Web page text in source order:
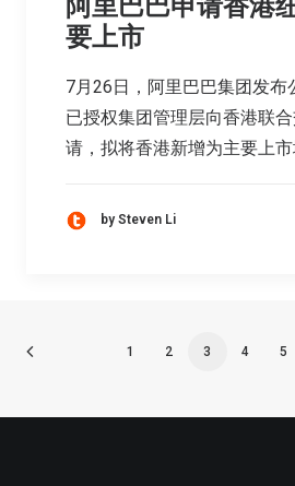
阿里巴巴申请香港
要上市
7月26日，阿里巴巴集团发布
已授权集团管理层向香港联
请，拟将香港新增为主要上市
by Steven Li
1 2 3 4 5